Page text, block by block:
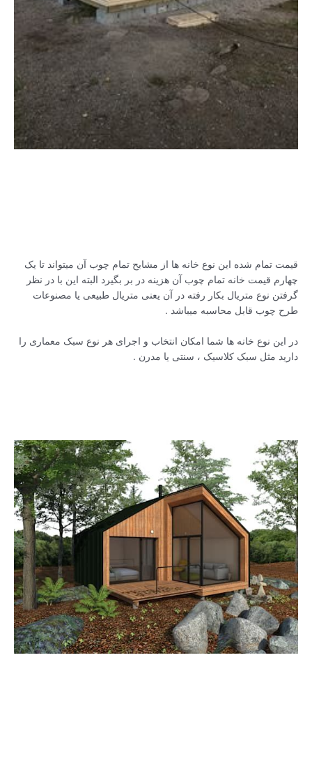
قیمت تمام شده این نوع خانه ها از مشابح تمام چوب آن میتواند تا یک
چهارم قیمت خانه تمام چوب آن هزینه در بر بگیرد البته این با در نظر
گرفتن نوع متریال بکار رفته در آن یعنی متریال طبیعی یا مصنوعات
طرح چوب قابل محاسبه میباشد .
در این نوع خانه ها شما امکان انتخاب و اجرای هر نوع سبک معماری را
دارید مثل سبک کلاسیک ، سنتی یا مدرن .